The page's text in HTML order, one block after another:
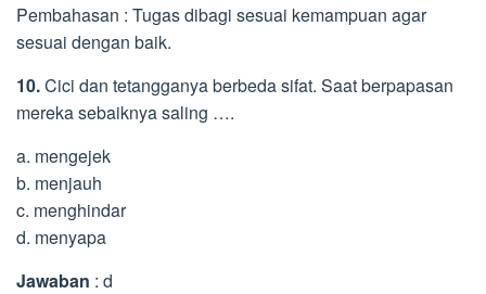
Pembahasan : Tugas dibagi sesuai kemampuan agar
sesuai dengan baik.
10.Cici dan tetangganya berbeda sifat. Saat berpapasan
mereka sebaiknya saling ….
a. mengejek
b. menjauh
c. menghindar
d. menyapa
Jawaban : d